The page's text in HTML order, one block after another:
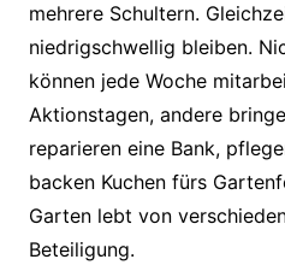
mehrere Schultern.
niedrigschwellig bleiben.
können jede Woche
Aktionstagen, andere
reparieren eine Bank,
backen Kuchen fürs
Garten lebt von
Beteiligung.